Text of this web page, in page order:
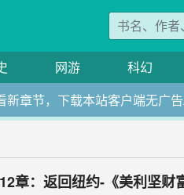
网游 科幻
新章节，下载本站客户端无广
章：返回纽约-《美利坚财